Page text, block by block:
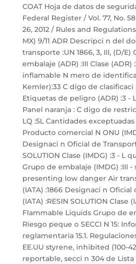
COAT Hoja de datos de
Federal Register / Vol. 77, No.
26, 2012 / Rules and Regulations
MX) 9/11 ADR Descripci n del
transporte :UN 1866, 3, III, (D/E)
embalaje (ADR) :III Clase (ADR)
inflamable N mero de
Kemler):33 C digo de clasificaci
Etiquetas de peligro (ADR) :3 -
Panel naranja : C digo de
LQ :5L Cantidades exceptuadas
Producto comercial N ONU
Designaci n Oficial de
SOLUTION Clase (IMDG) :3 - L
Grupo de embalaje (IMDG) :III -
presenting low danger Air
(IATA) :1866 Designaci n Oficial
(IATA) :RESIN SOLUTION Clase
Flammable Liquids Grupo de
Riesgo peque o SECCI N 15:
reglamentaria 15.1.
EE.UU styrene, inhibited (100-
reportable, secci n 304 de